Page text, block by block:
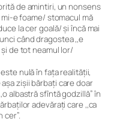
de amintiri, un nonsens
e foame/ stomacul mă
la cer goală/ şi încă mai
când dragostea ,,e
de tot neamul lor/
nulă în fața realității,
zișii bărbați care doar
albastră sfîntă godzillă” în
adevărați care ,,ca
cer”.